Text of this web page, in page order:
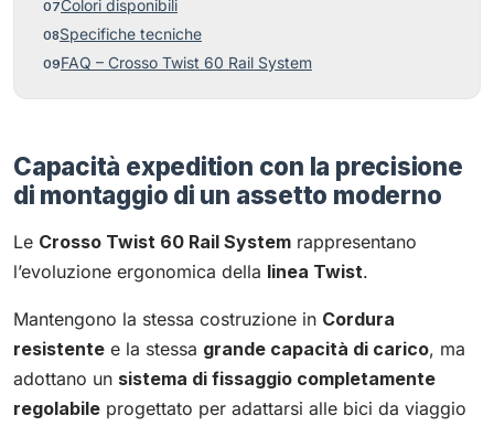
Colori disponibili
Specifiche tecniche
FAQ – Crosso Twist 60 Rail System
Capacità expedition con la precisione
di montaggio di un assetto moderno
Le Crosso Twist 60 Rail System rappresentano
l’evoluzione ergonomica della linea Twist.
Mantengono la stessa costruzione in Cordura
resistente e la stessa grande capacità di carico, ma
adottano un sistema di fissaggio completamente
regolabile progettato per adattarsi alle bici da viaggio